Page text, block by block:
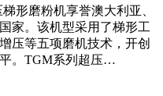
形磨粉机享誉澳大利亚、
家。该机型采用了梯形工
压等五项磨机技术，开创
。TGM系列超压…